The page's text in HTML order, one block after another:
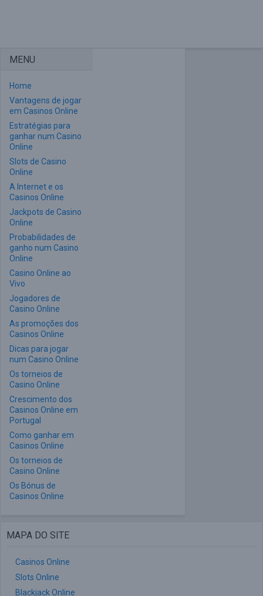
MENU
Home
Vantagens de jogar
em Casinos Online
Estratégias para
ganhar num Casino
Online
Slots de Casino
Online
A Internet e os
Casinos Online
Jackpots de Casino
Online
Probabilidades de
ganho num Casino
Online
Casino Online ao
Vivo
Jogadores de
Casino Online
As promoções dos
Casinos Online
Dicas para jogar
num Casino Online
Os torneios de
Casino Online
Crescimento dos
Casinos Online em
Portugal
Como ganhar em
Casinos Online
Os torneios de
Casino Online
Os Bónus de
Casinos Online
MAPA DO SITE
Casinos Online
Slots Online
Blackjack Online